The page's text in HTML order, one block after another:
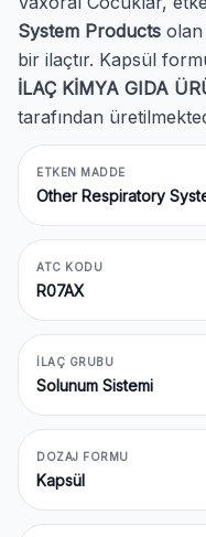
System Products olan
bir ilaçtır. Kapsül
İLAÇ KİMYA GIDA
tarafından
ETKEN MADDE
Other Respiratory
ATC KODU
R07AX
İLAÇ GRUBU
Solunum Sistemi
DOZAJ FORMU
Kapsül